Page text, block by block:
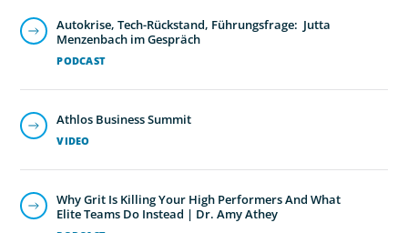
PODCAST
Autokrise, Tech-Rückstand, Führungsfrage: Jutta
Menzenbach im Gespräch
VIDEO
Athlos Business Summit
Why Grit Is Killing Your High Performers And What
Elite Teams Do Instead | Dr. Amy Athey